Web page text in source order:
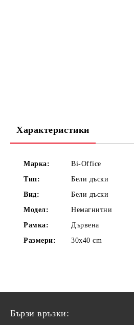
Характеристики
Марка:
Bi-Office
Тип:
Бели дъски
Вид:
Бели дъски
Модел:
Немагнитни
Рамка:
Дървена
Размери:
30x40 cm
Бързи връзки: